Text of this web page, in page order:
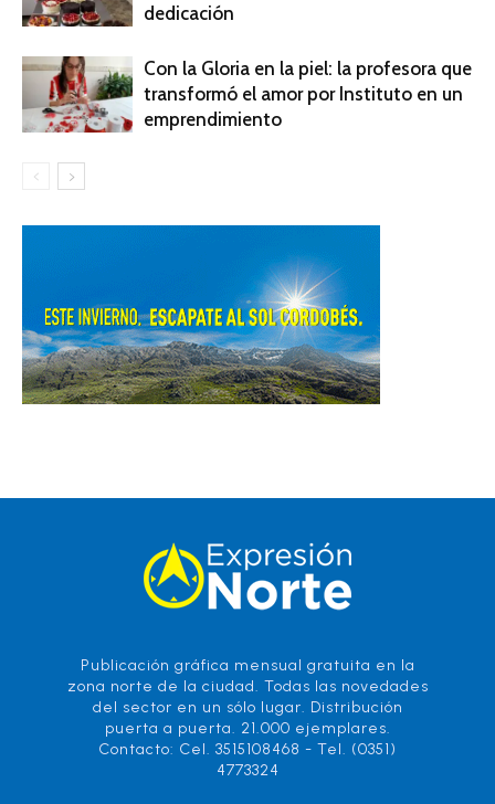
dedicación
Con la Gloria en la piel: la profesora que
transformó el amor por Instituto en un
emprendimiento
Publicación gráfica mensual gratuita en la
zona norte de la ciudad. Todas las novedades
del sector en un sólo lugar. Distribución
puerta a puerta. 21.000 ejemplares.
Contacto: Cel. 3515108468 - Tel. (0351)
4773324